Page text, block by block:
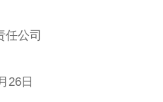
任公司
26 日